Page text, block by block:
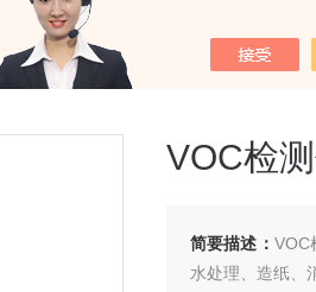
> ADT800W-VOC-PIDVOC检测仪福建
VOC检
简要描述： VOC
水处理、造纸、